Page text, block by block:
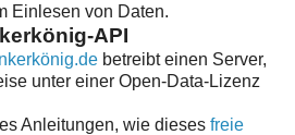
Einlesen von Daten.
API
betreibt einen Server,
unter einer Open-Data-Lizenz
Anleitungen, wie dieses freie